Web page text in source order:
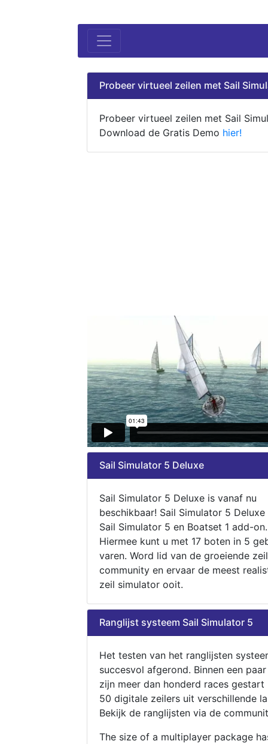
Probeer virtueel zeilen met Sail
Probeer virtueel zeilen met Sail
Download de Gratis Demo hier!
Sail Simulator 5 Deluxe
Sail Simulator 5 Deluxe is vanaf nu
beschikbaar! Sail Simulator 5
Sail Simulator 5 en Boatset 1 add-on.
Hiermee kunt u met 17 boten in 5
varen. Word lid van de groeiende zeil
community en ervaar de meest
zeil simulator ooit.
Ranglijst systeem Sail Simulator 5
Het testen van het ranglijsten
succesvol afgerond. Binnen een
zijn meer dan honderd races gestart
50 digitale zeilers uit verschillende
Bekijk de ranglijsten via de
The size of a multiplayer package